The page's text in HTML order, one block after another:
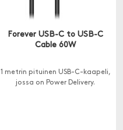
Forever USB-C to USB-C
Cable 60W
1 metrin pituinen USB-C-kaapeli,
jossa on Power Delivery.